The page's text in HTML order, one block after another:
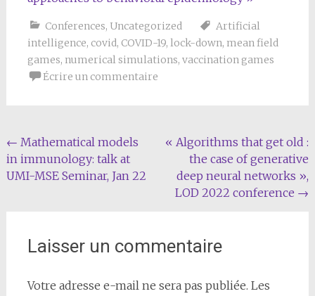
Conferences, Uncategorized
Artificial
intelligence, covid, COVID-19, lock-down, mean field
games, numerical simulations, vaccination games
Écrire un commentaire
Navigation
de
← Mathematical models
in immunology: talk at
UMI-MSE Seminar, Jan 22
« Algorithms that get old :
the case of generative
deep neural networks »,
LOD 2022 conference →
Laisser un commentaire
Votre adresse e-mail ne sera pas publiée. Les